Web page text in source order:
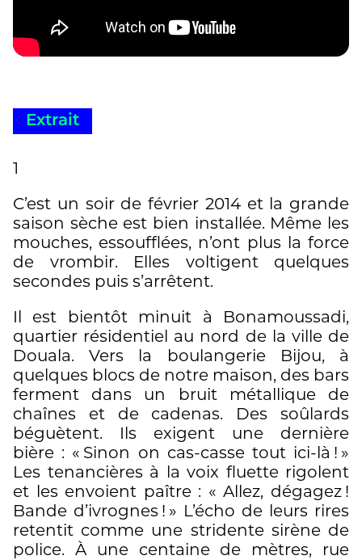
Extrait
1
C’est un soir de février 2014 et la grande
saison sèche est bien installée. Même les
mouches, essoufflées, n’ont plus la force
de vrombir. Elles voltigent quelques
secondes puis s’arrêtent.
Il est bientôt minuit à Bonamoussadi,
quartier résidentiel au nord de la ville de
Douala. Vers la boulangerie Bijou, à
quelques blocs de notre maison, des bars
ferment dans un bruit métallique de
chaînes et de cadenas. Des soûlards
béguètent. Ils exigent une dernière
bière : « Sinon on cas-casse tout ici-là ! »
Les tenancières à la voix fluette rigolent
et les envoient paître : « Allez, dégagez !
Bande d’ivrognes ! » L’écho de leurs rires
retentit comme une stridente sirène de
police. À une centaine de mètres, rue